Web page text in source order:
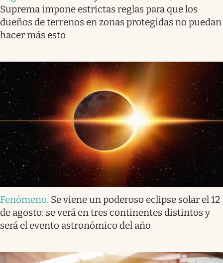
Suprema impone estrictas reglas para que los
dueños de terrenos en zonas protegidas no puedan
hacer más esto
Fenómeno. Se viene un poderoso eclipse solar el 12
de agosto: se verá en tres continentes distintos y
será el evento astronómico del año